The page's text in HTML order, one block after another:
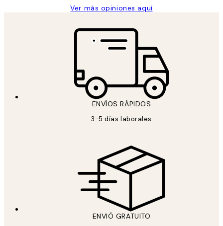
Ver más opiniones aquí
ENVÍOS RÁPIDOS
3-5 días laborales
ENVIÓ GRATUITO